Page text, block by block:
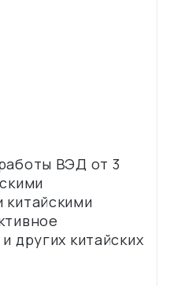
ВЭД от 3
других китайских